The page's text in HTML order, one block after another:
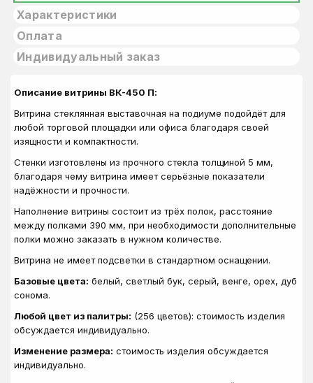
Характеристики
Оплата
Индивидуальный заказ
Описание витрины ВК-450 П:
Витрина стеклянная выставочная на подиуме подойдёт для
любой торговой площадки или офиса благодаря своей
изящности и компактности.
Стенки изготовлены из прочного стекла толщиной 5 мм,
благодаря чему витрина имеет серьёзные показатели
надёжности и прочности.
Наполнение витрины состоит из трёх полок, расстояние
между полками 390 мм, при необходимости дополнительные
полки можно заказать в нужном количестве.
Витрина не имеет подсветки в стандартном оснащении.
Базовые цвета: белый, светлый бук, серый, венге, орех, дуб
сонома.
Любой цвет из палитры: (256 цветов): стоимость изделия
обсуждается индивидуально.
Изменение размера: стоимость изделия обсуждается
индивидуально.